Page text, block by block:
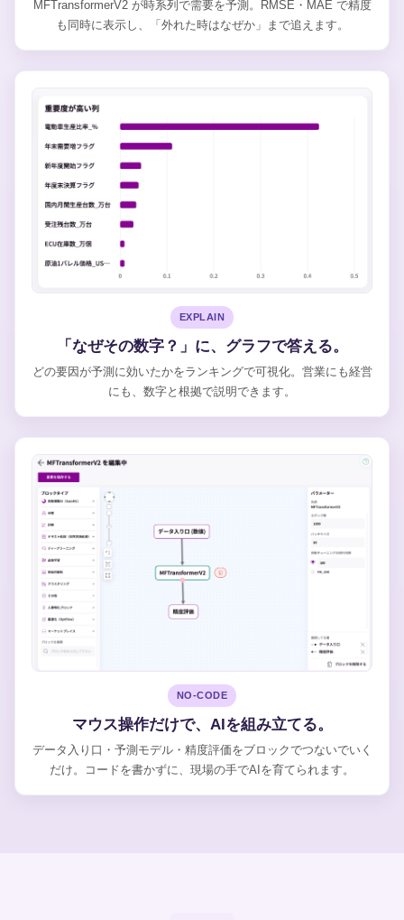
MFTransformerV2 が時系列で需要を予測。RMSE・MAE で精度
も同時に表示し、「外れた時はなぜか」まで追えます。
EXPLAIN
「なぜその数字？」に、グラフで答える。
どの要因が予測に効いたかをランキングで可視化。営業にも経営
にも、数字と根拠で説明できます。
NO-CODE
マウス操作だけで、AIを組み立てる。
データ入り口・予測モデル・精度評価をブロックでつないでいく
だけ。コードを書かずに、現場の手でAIを育てられます。